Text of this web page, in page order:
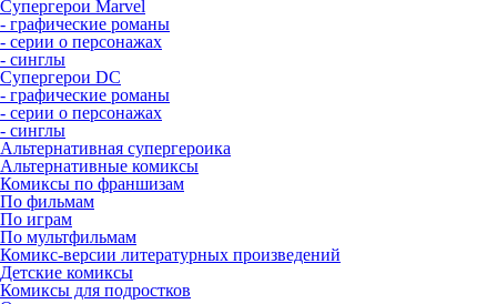
Супергерои Marvel
- графические романы
- серии о персонажах
- синглы
Супергерои DC
- графические романы
- серии о персонажах
- синглы
Альтернативная супергероика
Альтернативные комиксы
Комиксы по франшизам
По фильмам
По играм
По мультфильмам
Комикс-версии литературных произведений
Детские комиксы
Комиксы для подростков